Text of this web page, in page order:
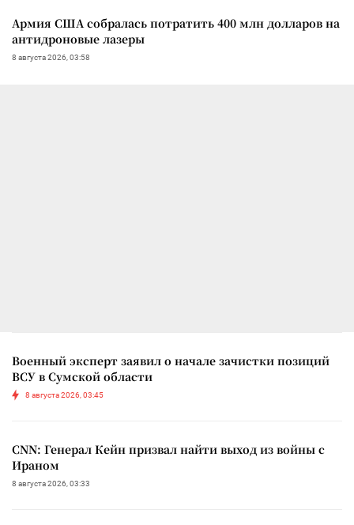
Армия США собралась потратить 400 млн долларов на
антидроновые лазеры
8 августа 2026, 03:58
Военный эксперт заявил о начале зачистки позиций
ВСУ в Сумской области
8 августа 2026, 03:45
CNN: Генерал Кейн призвал найти выход из войны с
Ираном
8 августа 2026, 03:33